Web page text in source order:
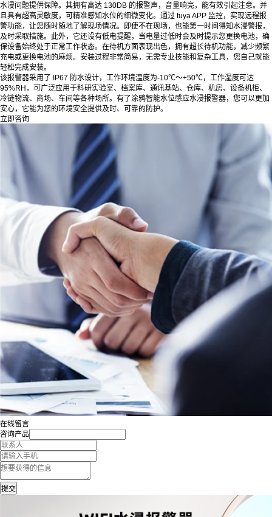
水浸问题提供保障。其拥有高达 130DB 的报警声，音量响亮，能有效引起注意。并
且具有超高灵敏度，可精准感知水位的细微变化。通过 tuya APP 监控，实现远程报
警功能，让您随时随地了解现场情况。即使不在现场，也能第一时间得知水浸警报，
及时采取措施。此外，它还设有低电提醒，当电量过低时会及时提示您更换电池，确
保设备始终处于正常工作状态。在待机方面表现出色，拥有超长待机功能，减少频繁
充电或更换电池的麻烦。安装过程非常简易，无需专业技能和复杂工具，您自己就能
轻松完成安装。
该报警器采用了 IP67 防水设计，工作环境温度为-10℃～+50℃，工作湿度可达
95%RH，可广泛应用于科研实验室、档案库、通讯基站、仓库、机房、设备机柜、
冷链物流、商场、车间等各种场所。有了涂鸦智能水位感应水浸报警器，您可以更加
安心，它能为您的环境安全提供及时、可靠的防护。
立即咨询
在线留言
咨询产品